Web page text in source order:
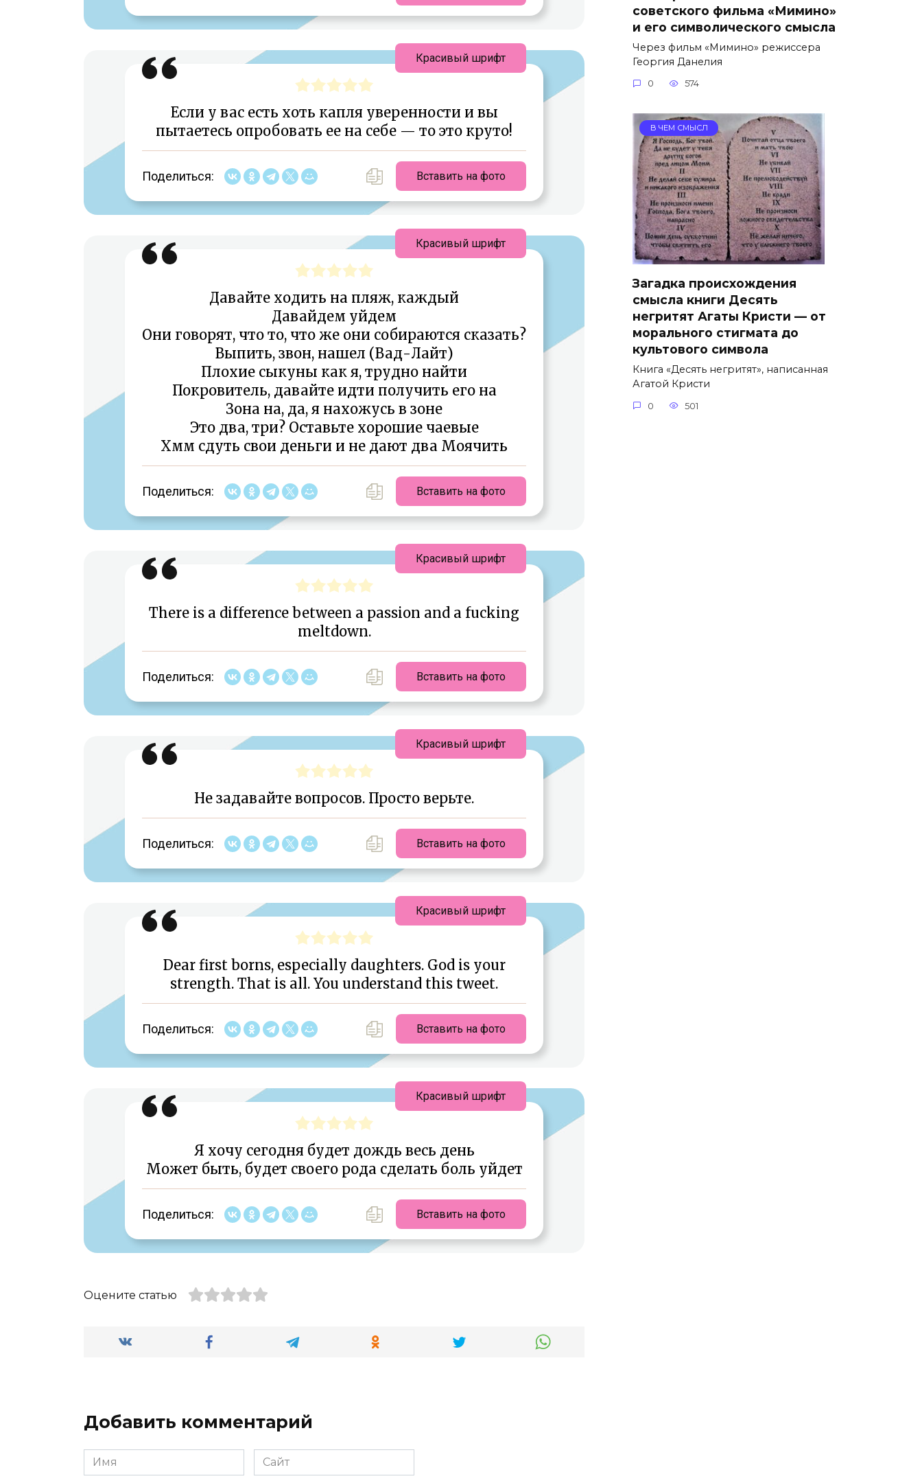
Если у вас есть хоть капля уверенности и вы
пытаетесь опробовать ее на себе — то это круто!
Поделиться: Вставить на фото
Красивый шрифт
Давайте ходить на пляж, каждый
Давайдем уйдем
Они говорят, что то, что же они собираются сказать?
Выпить, звон, нашел (Вад-Лайт)
Плохие сыкуны как я, трудно найти
Покровитель, давайте идти получить его на
Зона на, да, я нахожусь в зоне
Это два, три? Оставьте хорошие чаевые
Хмм сдуть свои деньги и не дают два Моячить
Поделиться: Вставить на фото
Красивый шрифт
There is a difference between a passion and a fucking
meltdown.
Поделиться: Вставить на фото
Красивый шрифт
Не задавайте вопросов. Просто верьте.
Поделиться: Вставить на фото
Красивый шрифт
Dear first borns, especially daughters. God is your
strength. That is all. You understand this tweet.
Поделиться: Вставить на фото
Красивый шрифт
Я хочу сегодня будет дождь весь день
Может быть, будет своего рода сделать боль уйдет
Поделиться: Вставить на фото
Красивый шрифт
Оцените статью
Добавить комментарий
Имя
*
Сайт
советского фильма «Мимино»
и его символического смысла
Через фильм «Мимино» режиссера
Георгия Данелия
0 574
В ЧЕМ СМЫСЛ
Загадка происхождения
смысла книги Десять
негритят Агаты Кристи — от
морального стигмата до
культового символа
Книга «Десять негритят», написанная
Агатой Кристи
0 501